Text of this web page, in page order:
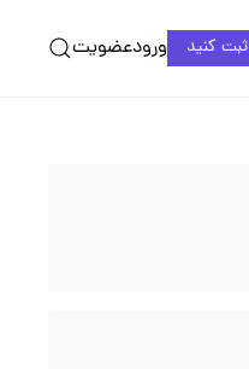
ثبت کنید ورودعضویت